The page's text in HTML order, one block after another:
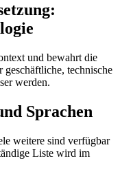
und bewahrt die
technische
werden.
Sprachen
weitere sind verfügbar
Liste wird im